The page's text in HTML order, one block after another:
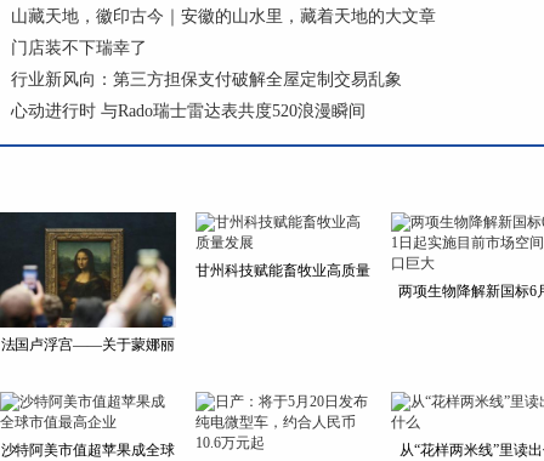
山藏天地，徽印古今｜安徽的山水里，藏着天地的大文章
门店装不下瑞幸了
行业新风向：第三方担保支付破解全屋定制交易乱象
心动进行时 与Rado瑞士雷达表共度520浪漫瞬间
法国卢浮宫——关于蒙娜丽
甘州科技赋能畜牧业高质量
两项生物降解新国标6
沙特阿美市值超苹果成全球
从“花样两米线”里读